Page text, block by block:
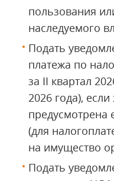
пользования
наследуемого
Подать
платежа по
за II квартал
2026 года),
предусмотрена
(для
на имущество
Подать